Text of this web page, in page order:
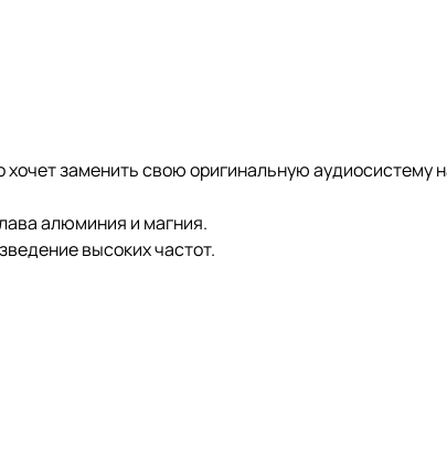
хочет заменить свою оригинальную аудиосистему
алюминия и магния.
высоких частот.